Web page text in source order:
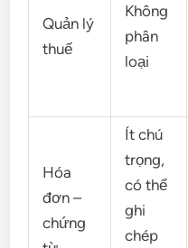
Quản lý
thuế
Không
phân
loại
Hóa
đơn –
chứng
Ít chú
trọng,
có thể
ghi
chép